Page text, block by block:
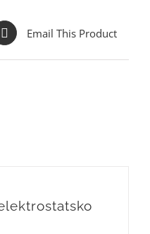
Email This Product